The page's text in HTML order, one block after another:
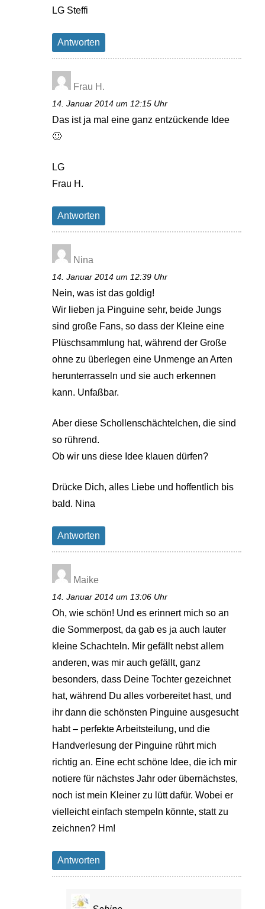
LG Steffi
Antworten
Frau H.
14. Januar 2014 um 12:15 Uhr
Das ist ja mal eine ganz entzückende Idee
🙂
LG
Frau H.
Antworten
Nina
14. Januar 2014 um 12:39 Uhr
Nein, was ist das goldig!
Wir lieben ja Pinguine sehr, beide Jungs
sind große Fans, so dass der Kleine eine
Plüschsammlung hat, während der Große
ohne zu überlegen eine Unmenge an Arten
herunterrasseln und sie auch erkennen
kann. Unfaßbar.
Aber diese Schollenschächtelchen, die sind
so rührend.
Ob wir uns diese Idee klauen dürfen?
Drücke Dich, alles Liebe und hoffentlich bis
bald. Nina
Antworten
Maike
14. Januar 2014 um 13:06 Uhr
Oh, wie schön! Und es erinnert mich so an
die Sommerpost, da gab es ja auch lauter
kleine Schachteln. Mir gefällt nebst allem
anderen, was mir auch gefällt, ganz
besonders, dass Deine Tochter gezeichnet
hat, während Du alles vorbereitet hast, und
ihr dann die schönsten Pinguine ausgesucht
habt – perfekte Arbeitsteilung, und die
Handverlesung der Pinguine rührt mich
richtig an. Eine echt schöne Idee, die ich mir
notiere für nächstes Jahr oder übernächstes,
noch ist mein Kleiner zu lütt dafür. Wobei er
vielleicht einfach stempeln könnte, statt zu
zeichnen? Hm!
Antworten